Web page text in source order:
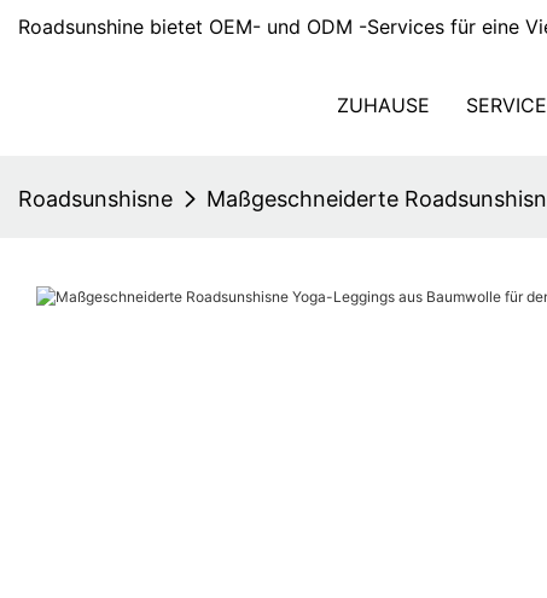
Roadsunshine bietet OEM- und ODM -Services für eine
ZUHAUSE SERVICE
Roadsunshisne Maßgeschneiderte